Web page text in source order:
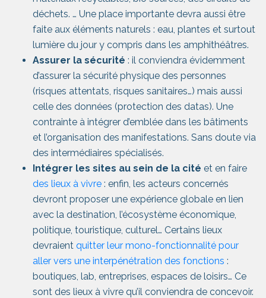
déchets. … Une place importante devra aussi être
faite aux éléments naturels : eau, plantes et surtout
lumière du jour y compris dans les amphithéâtres.
Assurer la sécurité : il conviendra évidemment
d’assurer la sécurité physique des personnes
(risques attentats, risques sanitaires…) mais aussi
celle des données (protection des datas). Une
contrainte à intégrer d’emblée dans les bâtiments
et l’organisation des manifestations. Sans doute via
des intermédiaires spécialisés.
Intégrer les sites au sein de la cité et en faire
des lieux à vivre : enfin, les acteurs concernés
devront proposer une expérience globale en lien
avec la destination, l’écosystème économique,
politique, touristique, culturel… Certains lieux
devraient quitter leur mono-fonctionnalité pour
aller vers une interpénétration des fonctions :
boutiques, lab, entreprises, espaces de loisirs… Ce
sont des lieux à vivre qu’il conviendra de concevoir.